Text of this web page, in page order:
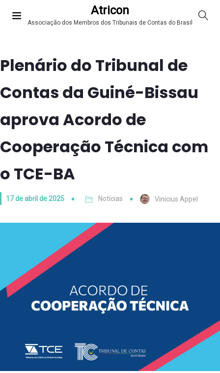
Atricon
Associação dos Membros dos Tribunais de Contas do Brasil
Plenário do Tribunal de
Contas da Guiné-Bissau
aprova Acordo de
Cooperação Técnica com
o TCE-BA
17 de abril de 2025 Notícias Vinicius Appel